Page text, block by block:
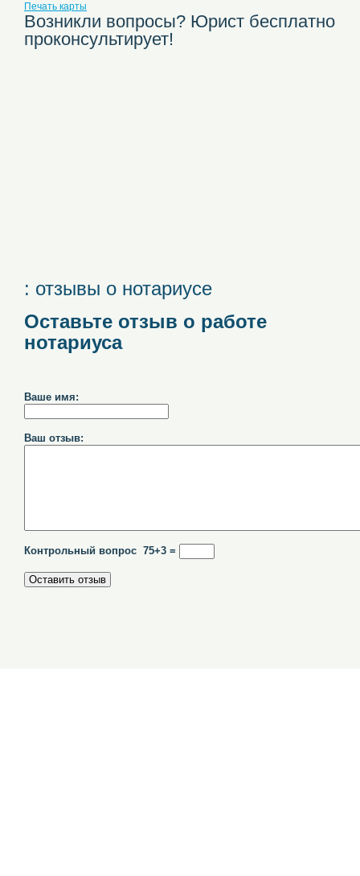
Печать карты
Возникли вопросы? Юрист бесплатно
проконсультирует!
: отзывы о нотариусе
Оставьте отзыв о работе
нотариуса
Ваше имя:
Ваш отзыв:
Контрольный вопрос 75+3 =